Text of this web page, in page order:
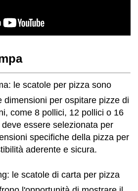
le scatole per pizza sono
dimensioni per ospitare pizze di
come 8 pollici, 12 pollici o 16
essere selezionata per
specifiche della pizza per
aderente e sicura.
le scatole di carta per pizza
l'opportunità di mostrare il